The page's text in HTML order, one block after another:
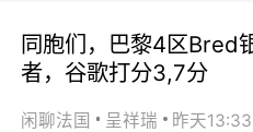
同胞们，巴黎4区Bred
者，谷歌打分3,7分
闲聊法国 呈祥瑞 昨天13:33